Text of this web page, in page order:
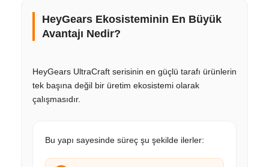
HeyGears Ekosisteminin En Büyük
Avantajı Nedir?
HeyGears UltraCraft serisinin en güçlü tarafı ürünlerin
tek başına değil bir üretim ekosistemi olarak
çalışmasıdır.
Bu yapı sayesinde süreç şu şekilde ilerler: